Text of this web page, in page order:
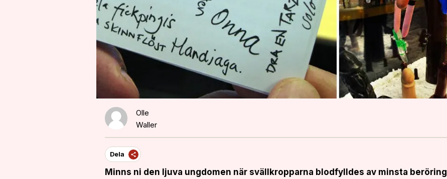
Olle
Waller
Dela
Minns ni den ljuva ungdomen när svällkropparna blodfylldes av minsta